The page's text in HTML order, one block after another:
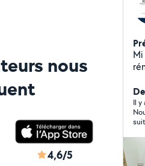
nous
4,6/5
les
Il y